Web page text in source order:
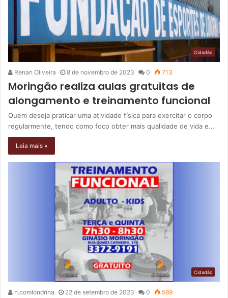
Cidadão
Renan Oliveira 8 de novembro de 2023 0 713
Moringão realiza aulas gratuitas de
alongamento e treinamento funcional
Quem deseja praticar uma atividade física para exercitar o corpo
regularmente, tendo como foco obter mais qualidade de vida e…
Leia mais »
Cidadão
n.comlondrina 22 de setembro de 2023 0 589